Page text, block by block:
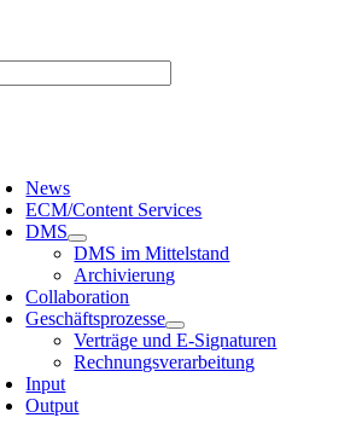
News
ECM/Content Services
DMS
DMS im Mittelstand
Archivierung
Collaboration
Geschäftsprozesse
Verträge und E-Signaturen
Rechnungsverarbeitung
Input
Output